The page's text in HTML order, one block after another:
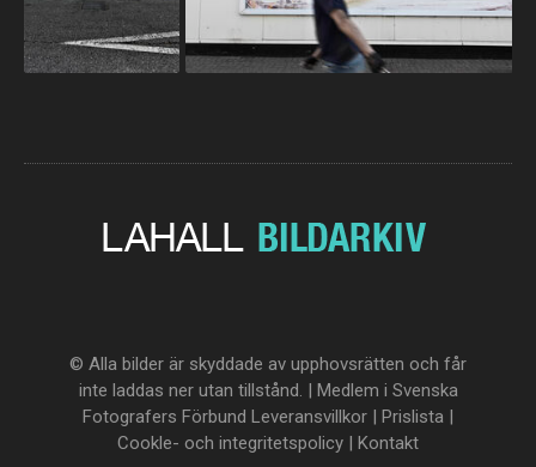
© Alla bilder är skyddade av upphovsrätten och får
inte laddas ner utan tillstånd. | Medlem i Svenska
Fotografers Förbund Leveransvillkor | Prislista |
Cookle- och integritetspolicy | Kontakt